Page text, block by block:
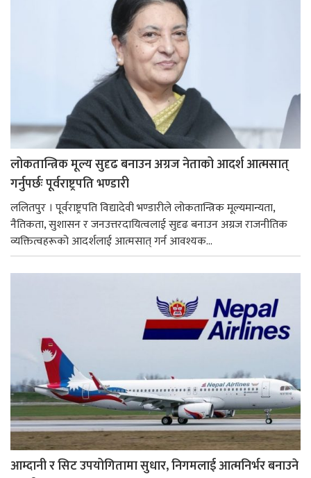
लोकतान्त्रिक मूल्य सुदृढ बनाउन अग्रज नेताको आदर्श आत्मसात्
गर्नुपर्छः पूर्वराष्ट्रपति भण्डारी
ललितपुर । पूर्वराष्ट्रपति विद्यादेवी भण्डारीले लोकतान्त्रिक मूल्यमान्यता,
नैतिकता, सुशासन र जनउत्तरदायित्वलाई सुदृढ बनाउन अग्रज राजनीतिक
व्यक्तित्वहरूको आदर्शलाई आत्मसात् गर्न आवश्यक...
आम्दानी र सिट उपयोगितामा सुधार, निगमलाई आत्मनिर्भर बनाउने